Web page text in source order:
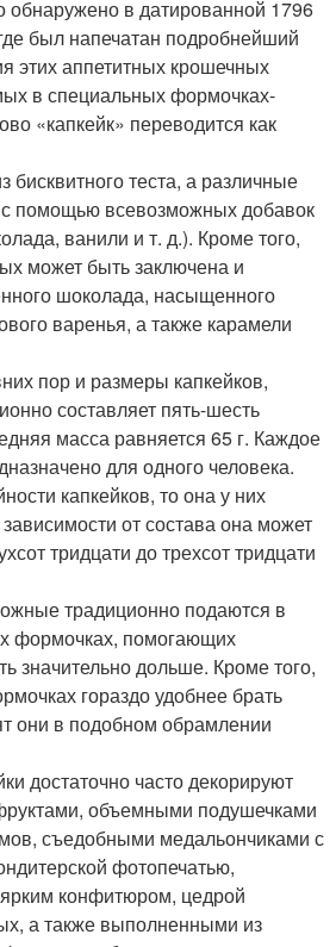
обнаружено в датированной 1796
был напечатан подробнейший
этих аппетитных крошечных
в специальных формочках-
«капкейк» переводится как
бисквитного теста, а различные
помощью всевозможных добавок
ванили и т. д.). Кроме того,
может быть заключена и
шоколада, насыщенного
варенья, а также карамели
пор и размеры капкейков,
составляет пять-шесть
масса равняется 65 г. Каждое
для одного человека.
капкейков, то она у них
от состава она может
тридцати до трехсот тридцати
традиционно подаются в
формочках, помогающих
значительно дольше. Кроме того,
гораздо удобнее брать
они в подобном обрамлении
достаточно часто декорируют
объемными подушечками
съедобными медальончиками с
фотопечатью,
конфитюром, цедрой
а также выполненными из